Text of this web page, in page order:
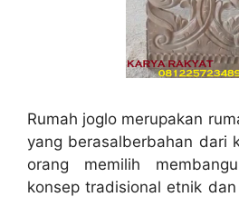
Rumah joglo merupakan
yang berasalberbahan dari
orang memilih
konsep tradisional etnik